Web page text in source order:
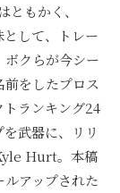
もかく、
して、トレー
クらが今シー
をしたプロス
ランキング24
武器に、リリ
Hurt。本稿
アップされた